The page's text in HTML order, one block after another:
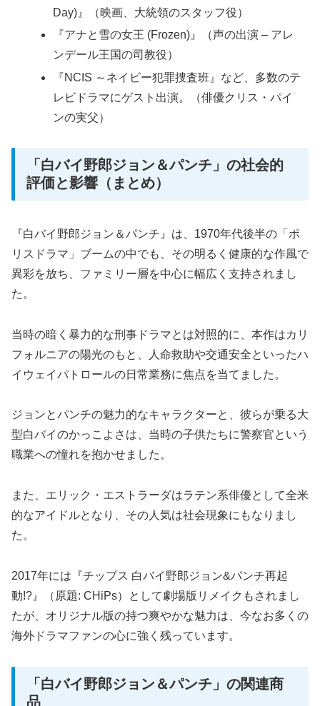
Day)』（映画、大統領のスタッフ役）
『アナと雪の女王 (Frozen)』（声の出演 – アレ
ンデール王国の司教役）
『NCIS ～ネイビー犯罪捜査班』など、多数のテ
レビドラマにゲスト出演。（俳優クリス・パイ
ンの実父）
「白バイ野郎ジョン＆パンチ」の社会的
評価と影響（まとめ）
『白バイ野郎ジョン＆パンチ』は、1970年代後半の「ポ
リスドラマ」ブームの中でも、その明るく健康的な作風で
異彩を放ち、ファミリー層を中心に幅広く支持されまし
た。
当時の暗く暴力的な刑事ドラマとは対照的に、本作はカリ
フォルニアの陽光のもと、人命救助や交通安全といったハ
イウェイパトロールの日常業務に焦点を当てました。
ジョンとパンチの魅力的なキャラクターと、彼らが乗る大
型白バイのかっこよさは、当時の子供たちに警察官という
職業への憧れを抱かせました。
また、エリック・エストラーダはラテン系俳優として全米
的なアイドルとなり、その人気は社会現象にもなりまし
た。
2017年には『チップス 白バイ野郎ジョン&パンチ再起
動!?』（原題: CHiPs）として劇場版リメイクもされまし
たが、オリジナル版の持つ爽やかな魅力は、今なお多くの
海外ドラマファンの心に強く残っています。
「白バイ野郎ジョン＆パンチ」の関連商
品